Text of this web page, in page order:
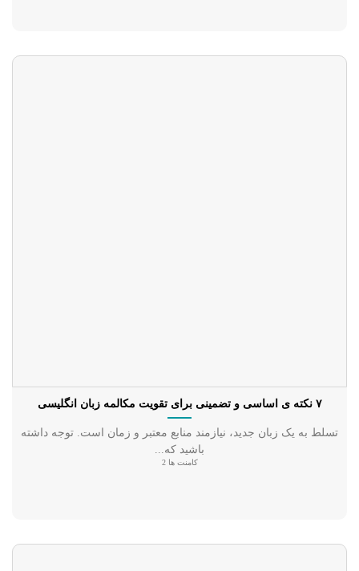
۷ نکته ی اساسی و تضمینی برای تقویت مکالمه زبان انگلیسی
تسلط به یک زبان جدید، نیازمند منابع معتبر و زمان است. توجه داشته
باشید که...
کامنت ها 2